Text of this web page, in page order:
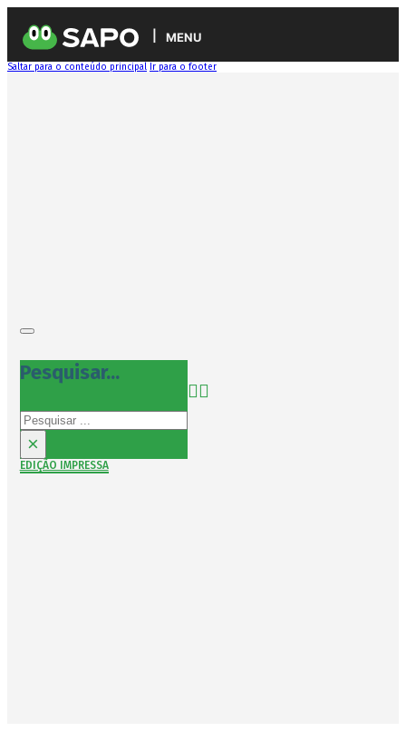
MENU
Saltar para o conteúdo principal Ir para o footer
Pesquisar...
Pesquisar
×
EDIÇÃO IMPRESSA